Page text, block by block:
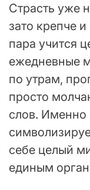
Страсть уже
зато крепче
пара учится
ежедневные
по утрам,
просто
слов. Именно
себе целый
единым